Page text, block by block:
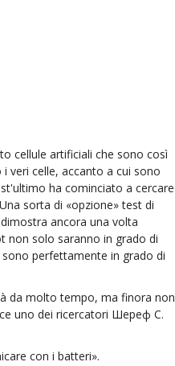
cellule artificiali che sono così
i veri celle, accanto a cui sono
ha cominciato a cercare
sorta di «opzione» test di
ancora una volta
non solo saranno in grado di
perfettamente in grado di
da molto tempo, ma finora non
uno dei ricercatori Шереф C.
con i batteri».